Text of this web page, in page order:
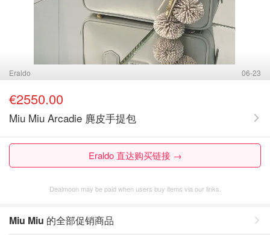
Eraldo 06-23
€2550.00
Miu Miu Arcadie 麂皮手提包
Eraldo 直达购买链接 →
Dealmoon may be paid when users buy items via our links.
Miu Miu 的全部促销商品